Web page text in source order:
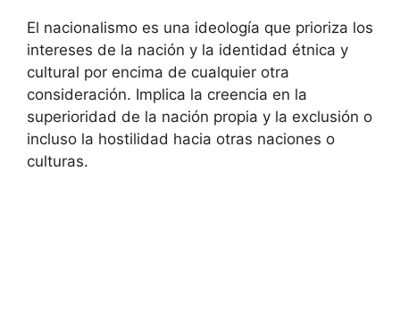
El nacionalismo es una ideología que prioriza los
intereses de la nación y la identidad étnica y
cultural por encima de cualquier otra
consideración. Implica la creencia en la
superioridad de la nación propia y la exclusión o
incluso la hostilidad hacia otras naciones o
culturas.